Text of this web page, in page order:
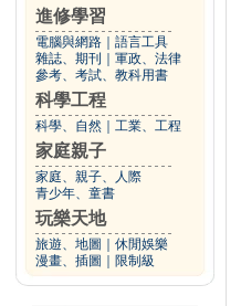
進修學習
電腦與網路
語言工具
雜誌、期刊
軍政、法律
參考、考試、教科用書
科學工程
科學、自然 工業、工程
家庭親子
家庭、親子、人際
青少年、童書
玩樂天地
旅遊、地圖
休閒娛樂
漫畫、插圖
限制級